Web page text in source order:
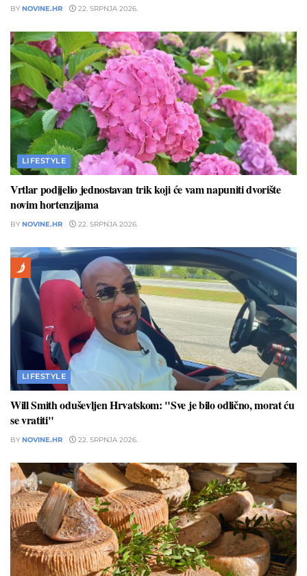
BY NOVINE.HR 22. SRPNJA 2026.
LIFESTYLE
Vrtlar podijelio jednostavan trik koji će vam napuniti dvorište
novim hortenzijama
BY NOVINE.HR 22. SRPNJA 2026.
LIFESTYLE
Will Smith oduševljen Hrvatskom: "Sve je bilo odlično, morat ću
se vratiti"
BY NOVINE.HR 22. SRPNJA 2026.